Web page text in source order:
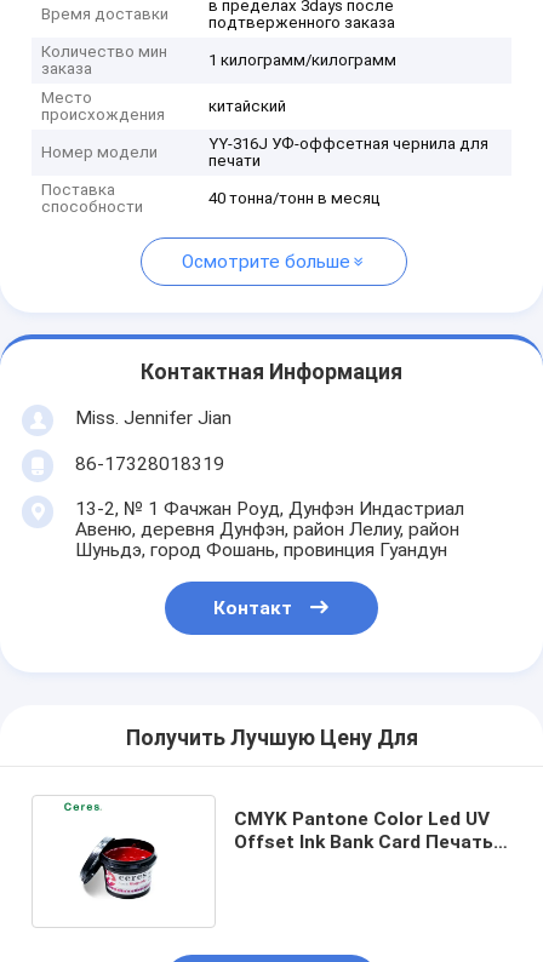
Время доставки
в пределах 3days после
подтверженного заказа
Количество мин
заказа
1 килограмм/килограмм
Место
происхождения
китайский
Номер модели
YY-316J УФ-оффсетная чернила для
печати
Поставка
способности
40 тонна/тонн в месяц
Осмотрите больше
Контактная Информация
Miss. Jennifer Jian
86-17328018319
13-2, № 1 Фачжан Роуд, Дунфэн Индастриал
Авеню, деревня Дунфэн, район Лелиу, район
Шуньдэ, город Фошань, провинция Гуандун
Контакт
Получить Лучшую Цену Для
CMYK Pantone Color Led UV
Offset Ink Bank Card Печать